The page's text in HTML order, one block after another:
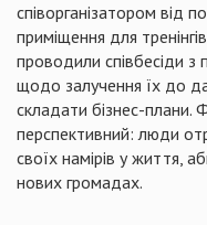
співорганізатором від
приміщення для
проводили співбесіди з
щодо залучення їх до
складати бізнес-плани.
перспективний: люди
своїх намірів у життя,
нових громадах.